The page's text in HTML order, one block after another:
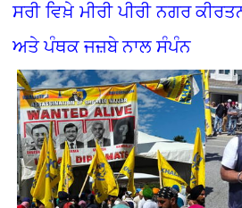
ਸਰੀ ਵਿਖ਼ੇ ਮੀਰੀ ਪੀਰੀ ਨਗਰ
ਅਤੇ ਪੰਥਕ ਜਜ਼ਬੇ ਨਾਲ ਸੰਪੰਨ